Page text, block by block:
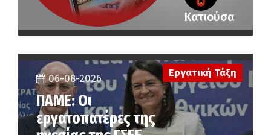
Κατιούσα
06-08-2026
ΠΑΜΕ: Οι
εργατοπατέρες της
Εργατική Τάξη